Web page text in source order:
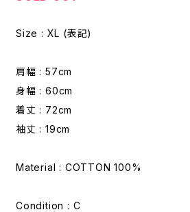
Size : XL (表記)
肩幅 : 57cm
身幅 : 60cm
着丈 : 72cm
袖丈 : 19cm
Material : COTTON 100%
Condition : C